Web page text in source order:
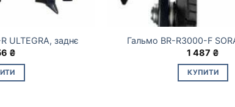
ULTEGRA, заднє
₴
Гальмо BR-R3000-F
1 487 ₴
КУПИТИ